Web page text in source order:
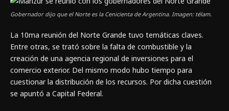
Gobernador dijo que el Norte es la Cenicienta de Argentina. Imagen: télam.
La 10ma reunión del Norte Grande tuvo temáticas claves.
Entre otras, se trató sobre la falta de combustible y la
creación de una agencia regional de inversiones para el
comercio exterior. Del mismo modo hubo tiempo para
cuestionar la distribución de los recursos. Por dicha cuestión
se apuntó a Capital Federal.